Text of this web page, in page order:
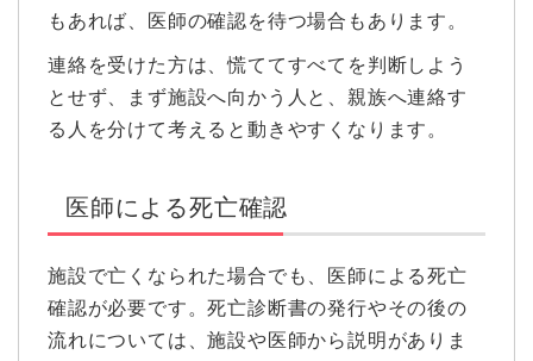
もあれば、医師の確認を待つ場合もあります。
連絡を受けた方は、慌ててすべてを判断しよう
とせず、まず施設へ向かう人と、親族へ連絡す
る人を分けて考えると動きやすくなります。
医師による死亡確認
施設で亡くなられた場合でも、医師による死亡
確認が必要です。死亡診断書の発行やその後の
流れについては、施設や医師から説明がありま